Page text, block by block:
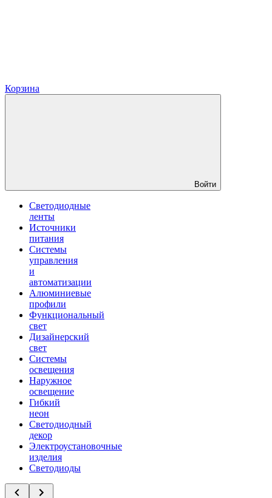
Корзина
Войти
Светодиодные
ленты
Источники
питания
Системы
управления
и
автоматизации
Алюминиевые
профили
Функциональный
свет
Дизайнерский
свет
Системы
освещения
Наружное
освещение
Гибкий
неон
Светодиодный
декор
Электроустановочные
изделия
Светодиоды